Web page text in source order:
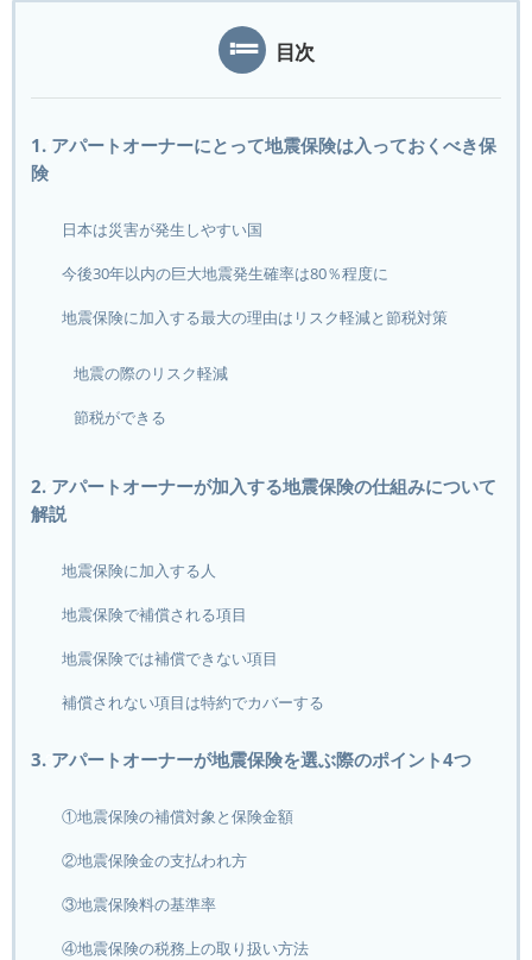
目次
1. アパートオーナーにとって地震保険は入っておくべき保
険
日本は災害が発生しやすい国
今後30年以内の巨大地震発生確率は80％程度に
地震保険に加入する最大の理由はリスク軽減と節税対策
地震の際のリスク軽減
節税ができる
2. アパートオーナーが加入する地震保険の仕組みについて
解説
地震保険に加入する人
地震保険で補償される項目
地震保険では補償できない項目
補償されない項目は特約でカバーする
3. アパートオーナーが地震保険を選ぶ際のポイント4つ
①地震保険の補償対象と保険金額
②地震保険金の支払われ方
③地震保険料の基準率
④地震保険の税務上の取り扱い方法